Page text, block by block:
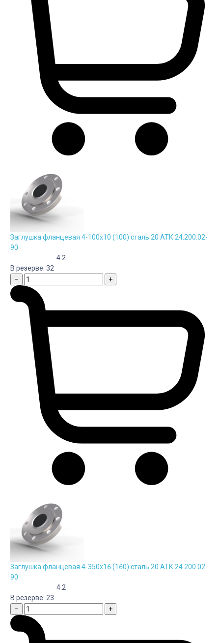
Заглушка фланцевая 4-100х10 (100) сталь 20 АТК 24.200.02-
90
4.2
В резерве: 32
–
+
Заглушка фланцевая 4-350х16 (160) сталь 20 АТК 24.200.02-
90
4.2
В резерве: 23
–
+